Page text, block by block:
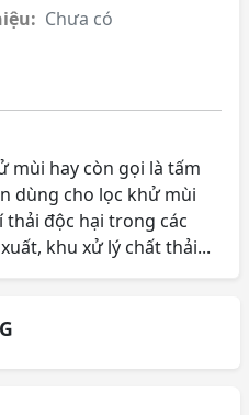
Chưa có
mùi hay còn gọi là tấm
dùng cho lọc khử mùi
độc hại trong các
khu xử lý chất thải...